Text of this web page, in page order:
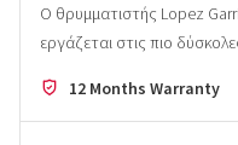
Ο θρυμματιστής Lopez
εργάζεται στις πιο
12 Months Warranty